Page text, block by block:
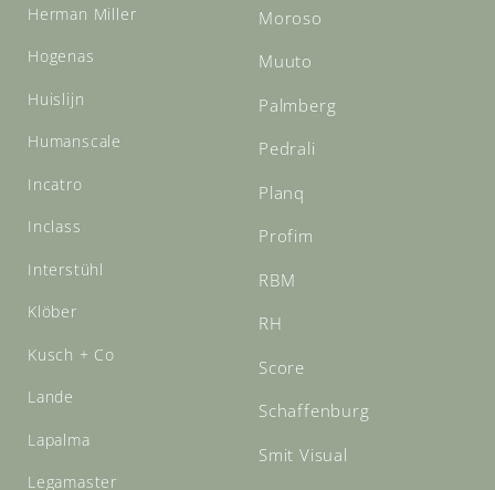
Herman Miller
Hogenas
Huislijn
Humanscale
Incatro
Inclass
Interstühl
Klöber
Kusch + Co
Lande
Lapalma
Legamaster
Moroso
Muuto
Palmberg
Pedrali
Planq
Profim
RBM
RH
Score
Schaffenburg
Smit Visual